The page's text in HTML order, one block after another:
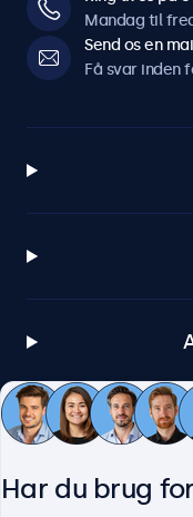
Mandag til
Send os en
Få svar inden
Har du brug